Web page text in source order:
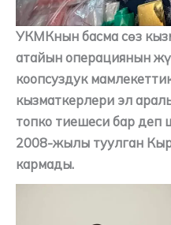
УКМКнын басма сөз
атайын операциянын
коопсуздук
кызматкерлери эл
топко тиешеси бар деп
2008-жылы туулган
кармады.